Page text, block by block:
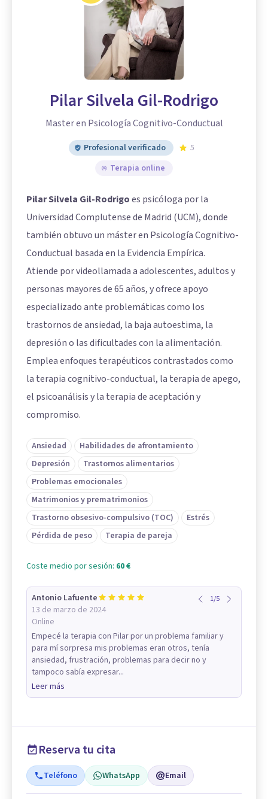
Pilar Silvela Gil-Rodrigo
Master en Psicología Cognitivo-Conductual
Profesional verificado
5
Terapia online
Pilar Silvela Gil-Rodrigoes psicóloga por la
Universidad Complutense de Madrid (UCM), donde
también obtuvo un máster en Psicología Cognitivo-
Conductual basada en la Evidencia Empírica.
Atiende por videollamada a adolescentes, adultos y
personas mayores de 65 años, y ofrece apoyo
especializado ante problemáticas como los
trastornos de ansiedad, la baja autoestima, la
depresión o las dificultades con la alimentación.
Emplea enfoques terapéuticos contrastados como
la terapia cognitivo-conductual, la terapia de apego,
el psicoanálisis y la terapia de aceptación y
compromiso.
Ansiedad
Habilidades de afrontamiento
Depresión
Trastornos alimentarios
Problemas emocionales
Matrimonios y prematrimonios
Trastorno obsesivo-compulsivo (TOC)
Estrés
Pérdida de peso
Terapia de pareja
Coste medio por sesión: 60 €
Antonio Lafuente
13 de marzo de 2024
Online
1/5
Empecé la terapia con Pilar por un problema familiar y
para mí sorpresa mis problemas eran otros, tenía
ansiedad, frustración, problemas para decir no y
tampoco sabía expresar...
Leer más
Reserva tu cita
Teléfono WhatsApp Email